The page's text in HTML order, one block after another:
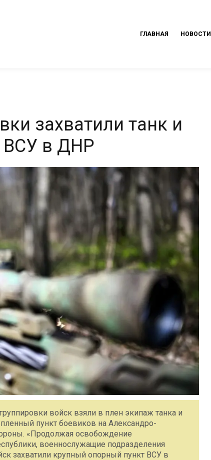
ГЛАВНАЯ НОВОСТИ
захватили танк и
ВСУ в ДНР
войск взяли в плен экипаж танка и
пункт боевиков на Александро-
«Продолжая освобождение
военнослужащие подразделения
захватили крупный опорный пункт ВСУ в